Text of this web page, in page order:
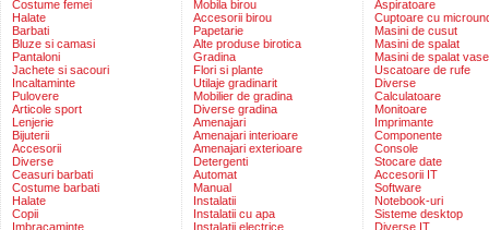
Costume femei
Halate
Barbati
Bluze si camasi
Pantaloni
Jachete si sacouri
Incaltaminte
Pulovere
Articole sport
Lenjerie
Bijuterii
Accesorii
Diverse
Ceasuri barbati
Costume barbati
Halate
Copii
Imbracaminte
Mobila birou
Accesorii birou
Papetarie
Alte produse birotica
Gradina
Flori si plante
Utilaje gradinarit
Mobilier de gradina
Diverse gradina
Amenajari
Amenajari interioare
Amenajari exterioare
Detergenti
Automat
Manual
Instalatii
Instalatii cu apa
Instalatii electrice
Aspiratoare
Cuptoare cu
Masini de cusut
Masini de spalat
Masini de spalat vase
Uscatoare de rufe
Diverse
Calculatoare
Monitoare
Imprimante
Componente
Console
Stocare date
Accesorii IT
Software
Notebook-uri
Sisteme desktop
Diverse IT